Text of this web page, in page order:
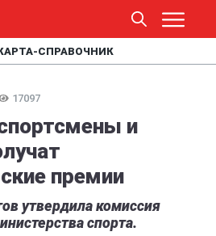
СПРАВОЧНИК
17097
и
премии
утвердила комиссия
спорта.